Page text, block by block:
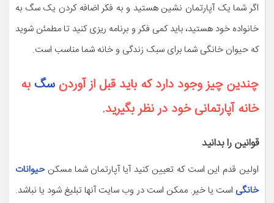
اگر شما یک آپارتمان نشین هستید و به فکر اضافه کردن یک سگ به
خانواده خود هستید، باید کمی فکر و برنامه ریزی کنید تا مطمئن شوید
که حیوان خانگی شما برای سبک زندگی و خانه شما مناسب است.
چندین چیز وجود دارد که باید قبل از آوردنسگبه
خانه آپارتمانی خود در نظر بگیرید.
قوانین را بدانید
اولین قدم این است که تعیین کنید آیا آپارتمان شما مسکنحیوانات
خانگی است یا خیر. ممکن است در وب سایت آنها تبلیغ شود یا نباشد.